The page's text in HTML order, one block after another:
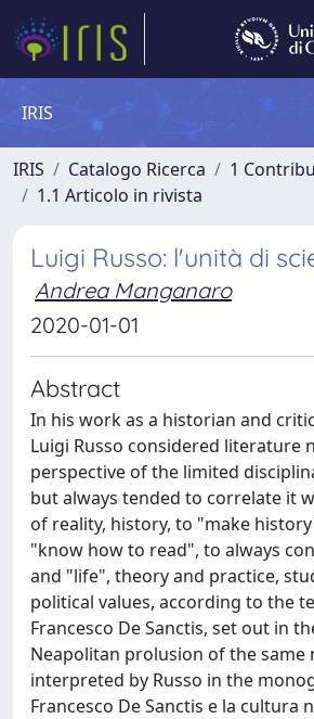
IRIS
IRIS Catalogo Ricerca
1
1.1 Articolo in rivista
Luigi Russo: l'unità di
Andrea Manganaro
2020-01-01
Abstract
In his work as a historian and
Luigi Russo considered literature
perspective of the limited
but always tended to correlate it
of reality, history, to "make
"know how to read", to always
and "life", theory and practice,
political values, according to the
Francesco De Sanctis, set out in
Neapolitan prolusion of the same
interpreted by Russo in the
Francesco De Sanctis e la cultura